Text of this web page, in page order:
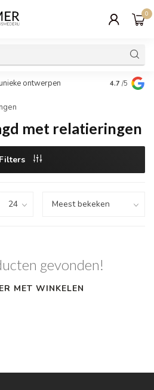
0
ontwerpen Wij
cadeau
4.7 /5
met relatieringen
Filters
gevonden!
MET WINKELEN